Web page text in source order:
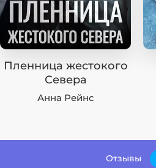
Пленница жестокого
Севера
Анна Рейнс
Отзывы